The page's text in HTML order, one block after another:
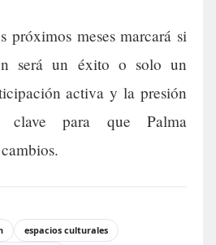
próximos meses marcará si
será un éxito o solo un
activa y la presión
clave para que Palma
espacios culturales